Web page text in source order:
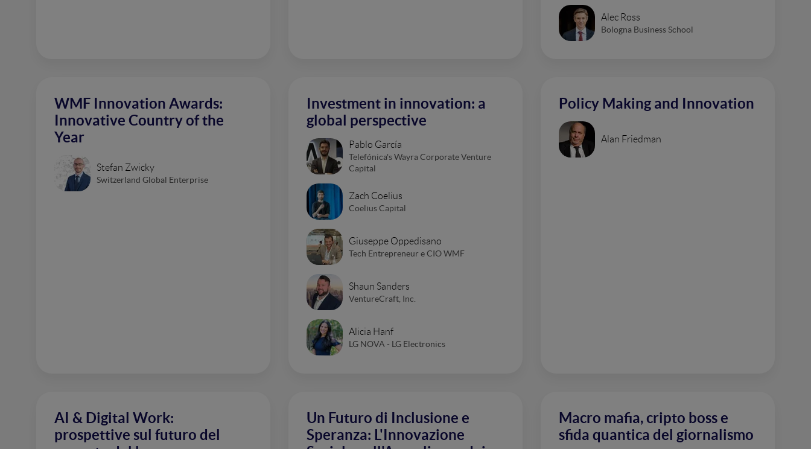
Alec Ross
Bologna Business School
WMF Innovation Awards:
Innovative Country of the
Year
Stefan Zwicky
Switzerland Global Enterprise
Investment in innovation: a
global perspective
Pablo García
Telefónica's Wayra Corporate Venture
Capital
Zach Coelius
Coelius Capital
Giuseppe Oppedisano
Tech Entrepreneur e CIO WMF
Shaun Sanders
VentureCraft, Inc.
Alicia Hanf
LG NOVA - LG Electronics
Policy Making and Innovation
Alan Friedman
AI & Digital Work:
prospettive sul futuro del
Un Futuro di Inclusione e
Speranza: L'Innovazione
Macro mafia, cripto boss e
sfida quantica del giornalismo